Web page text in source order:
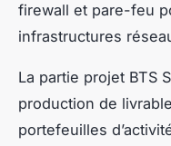
firewall et pare-feu
infrastructures
La partie projet BTS
production de
portefeuilles